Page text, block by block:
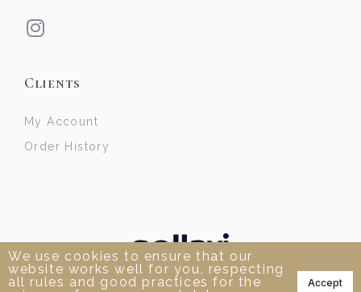
📞
We use cookies to ensure that our
website works well for you, respecting
all rules and good practices for the
Accept
Clients
My Account
Order History